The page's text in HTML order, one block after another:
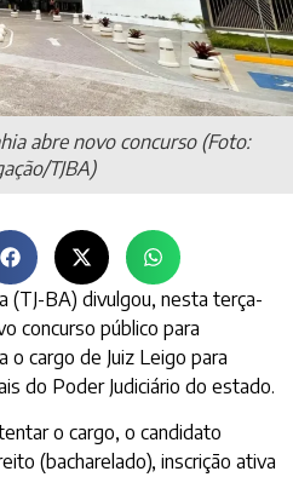
abre novo concurso (Foto:
TJBA)
(TJ-BA) divulgou, nesta terça-
concurso público para
o cargo de Juiz Leigo para
do Poder Judiciário do estado.
o cargo, o candidato
(bacharelado), inscrição ativa